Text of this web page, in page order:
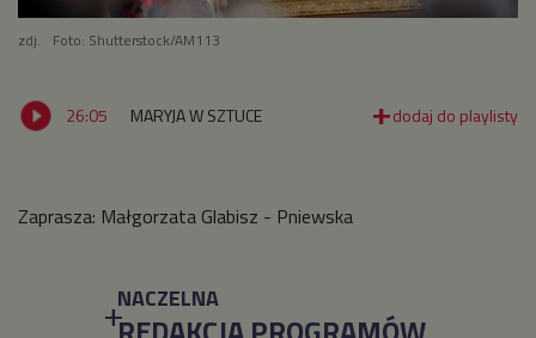
zdj. Foto: Shutterstock/AM113
26:05 MARYJA W SZTUCE
Zaprasza: Małgorzata Glabisz - Pniewska
NACZELNA